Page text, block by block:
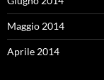
Maggio 2014
Aprile 2014